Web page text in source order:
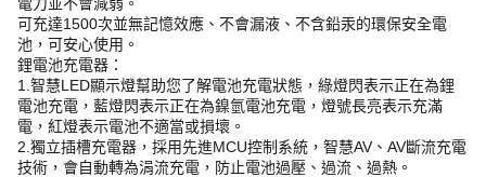
可充達1500次並無記憶效應、不會漏液、不含鉛汞的環保安全電
池，可安心使用。
鋰電池充電器：
1.智慧LED顯示燈幫助您了解電池充電狀態，綠燈閃表示正在為鋰
電池充電，藍燈閃表示正在為鎳氫電池充電，燈號長亮表示充滿
電，紅燈表示電池不適當或損壞。
2.獨立插槽充電器，採用先進MCU控制系統，智慧AV、AV斷流充電
技術，會自動轉為涓流充電，防止電池過壓、過流、過熱。